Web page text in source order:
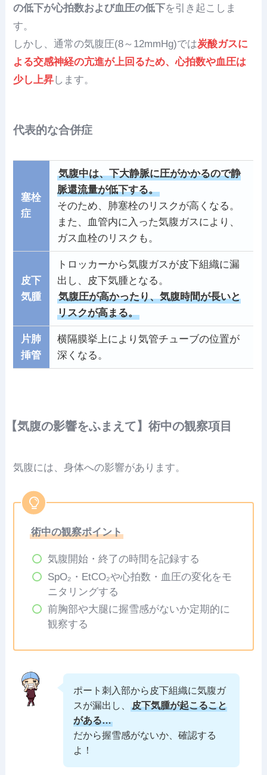
の低下が心拍数および血圧の低下を引き起こしま
す。
しかし、通常の気腹圧(8～12mmHg)では炭酸ガスに
よる交感神経の亢進が上回るため、心拍数や血圧は
少し上昇します。
代表的な合併症
塞栓
症
気腹中は、下大静脈に圧がかかるので静
脈還流量が低下する。
そのため、肺塞栓のリスクが高くなる。
また、血管内に入った気腹ガスにより、
ガス血栓のリスクも。
皮下
気腫
トロッカーから気腹ガスが皮下組織に漏
出し、皮下気腫となる。
気腹圧が高かったり、気腹時間が長いと
リスクが高まる。
片肺
挿管
横隔膜挙上により気管チューブの位置が
深くなる。
【気腹の影響をふまえて】術中の観察項目
気腹には、身体への影響があります。
術中の観察ポイント
気腹開始・終了の時間を記録する
SpO₂・EtCO₂や心拍数・血圧の変化をモ
ニタリングする
前胸部や大腿に握雪感がないか定期的に
観察する
ポート刺入部から皮下組織に気腹ガ
スが漏出し、
皮下気腫が起こること
がある…
だから握雪感がないか、確認する
よ！